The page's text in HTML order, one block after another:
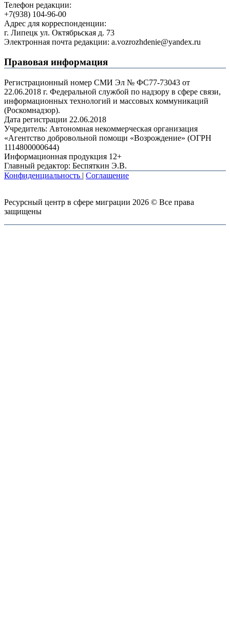
Телефон редакции:
+7(938) 104-96-00
Адрес для корреспонденции:
г. Липецк ул. Октябрьская д. 73
Электронная почта редакции: a.vozrozhdenie@yandex.ru
Правовая информация
Регистрационный номер СМИ Эл № ФС77-73043 от
22.06.2018 г. Федеральной службой по надзору в сфере связи,
информационных технологий и массовых коммуникаций
(Роскомнадзор).
Дата регистрации 22.06.2018
Учредитель: Автономная некоммерческая организация
«Агентство добровольной помощи «Возрождение» (ОГРН
1114800000644)
Информационная продукция 12+
Главный редактор: Беспяткин Э.В.
Конфиденциальность | Соглашение
Ресурсный центр в сфере миграции 2026 © Все права
защищены